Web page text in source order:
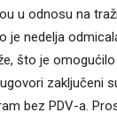
u odnosu na
je nedelja
što je
zaključeni
bez PDV-a.